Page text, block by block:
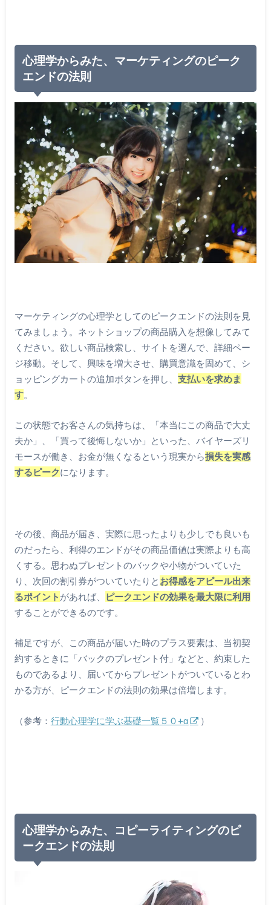
心理学からみた、マーケティングのピーク
エンドの法則
マーケティングの心理学としてのピークエンドの法則を見
てみましょう。ネットショップの商品購入を想像してみて
ください。欲しい商品検索し、サイトを選んで、詳細ペー
ジ移動。そして、興味を増大させ、購買意識を固めて、シ
ョッピングカートの追加ボタンを押し、 支払いを求めま
す。
この状態でお客さんの気持ちは、「本当にこの商品で大丈
夫か」、「買って後悔しないか」といった、バイヤーズリ
モースが働き、お金が無くなるという現実から損失を実感
するピークになります。
その後、商品が届き、実際に思ったよりも少しでも良いも
のだったら、利得のエンドがその商品価値は実際よりも高
くする。思わぬプレゼントのバックや小物がついていた
り、次回の割引券がついていたりと お得感をアピール出来
るポイント があれば、
ピークエンドの効果を最大限に利用
することができるのです。
補足ですが、この商品が届いた時のプラス要素は、当初契
約するときに「バックのプレゼント付」などと、約束した
ものであるより、届いてからプレゼントがついているとわ
かる方が、ピークエンドの法則の効果は倍増します。
（参考： 行動心理学に学ぶ基礎一覧５０+α ）
心理学からみた、コピーライティングのピ
ークエンドの法則